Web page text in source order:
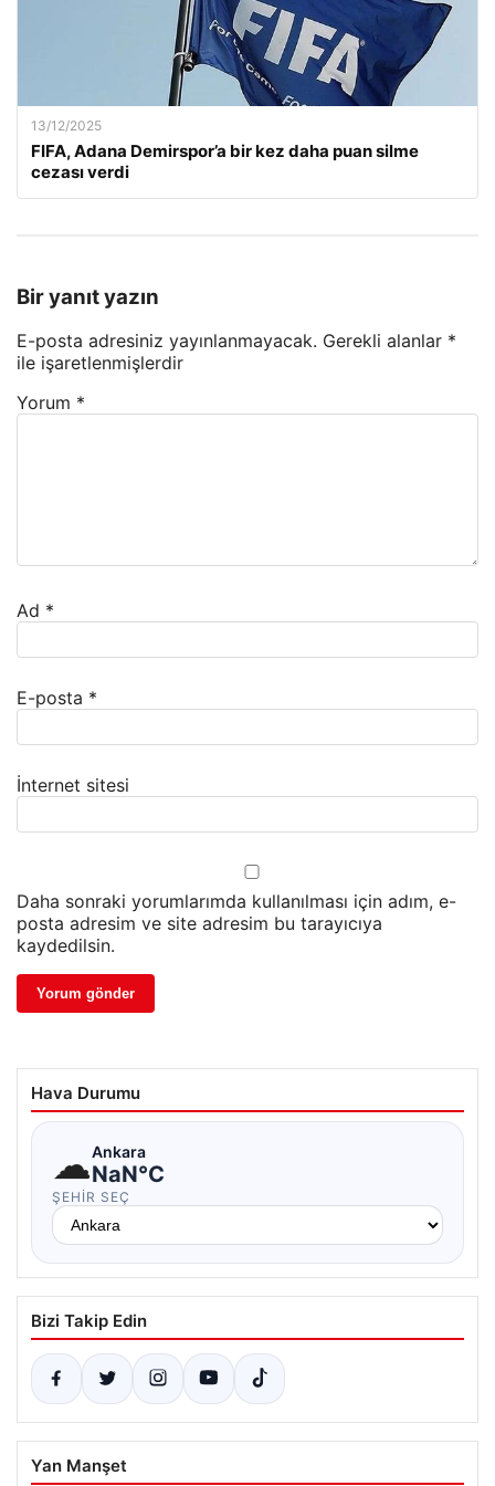
13/12/2025
FIFA, Adana Demirspor’a bir kez daha puan silme
cezası verdi
Bir yanıt yazın
E-posta adresiniz yayınlanmayacak. Gerekli alanlar *
ile işaretlenmişlerdir
Yorum *
Ad *
E-posta *
İnternet sitesi
Daha sonraki yorumlarımda kullanılması için adım, e-
posta adresim ve site adresim bu tarayıcıya
kaydedilsin.
Hava Durumu
☁Ankara
NaN°C
ŞEHIR SEÇ
Bizi Takip Edin
Yan Manşet